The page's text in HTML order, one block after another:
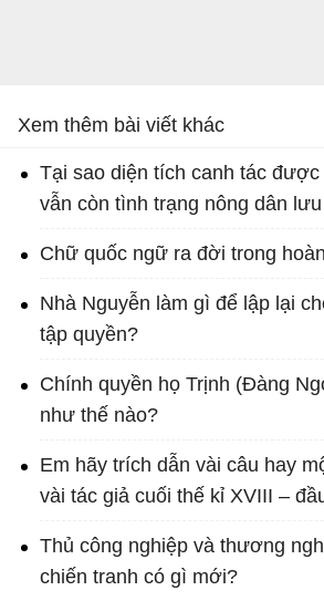
Xem thêm bài viết khác
Tại sao diện tích canh tác
vẫn còn tình trạng nông dân
Chữ quốc ngữ ra đời trong
Nhà Nguyễn làm gì để lập lại
tập quyền?
Chính quyền họ Trịnh (Đàng
như thế nào?
Em hãy trích dẫn vài câu hay
vài tác giả cuối thế kỉ XVIII –
Thủ công nghiệp và thương
chiến tranh có gì mới?